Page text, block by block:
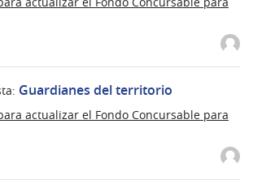
Guardianes del territorio
actualizar el Fondo Concursable para